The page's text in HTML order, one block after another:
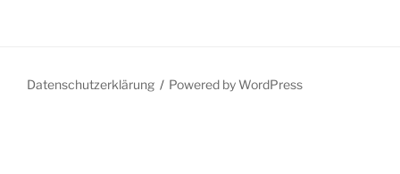
Datenschutzerklärung Powered by WordPress